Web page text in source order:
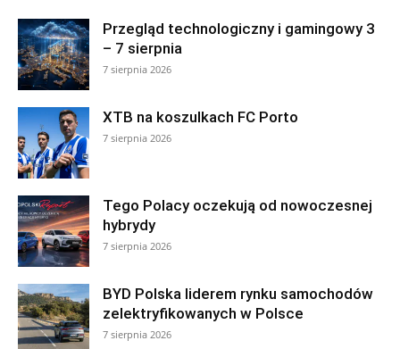
Przegląd technologiczny i gamingowy 3
– 7 sierpnia
7 sierpnia 2026
XTB na koszulkach FC Porto
7 sierpnia 2026
Tego Polacy oczekują od nowoczesnej
hybrydy
7 sierpnia 2026
BYD Polska liderem rynku samochodów
zelektryfikowanych w Polsce
7 sierpnia 2026